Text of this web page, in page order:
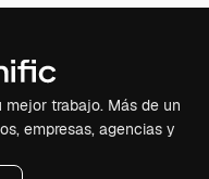
trabajo. Más de un
empresas, agencias y